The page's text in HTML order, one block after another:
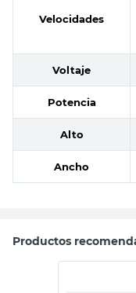
Velocidades
Voltaje
Potencia
Alto
Ancho
Productos